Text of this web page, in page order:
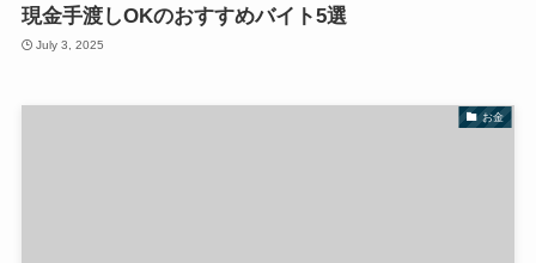
現金手渡しOKのおすすめバイト5選
July 3, 2025
お金